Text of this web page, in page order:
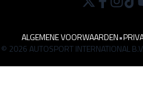
ALGEMENE VOORWAARDEN•
© 2026 AUTOSPORT INTERNATIONAL